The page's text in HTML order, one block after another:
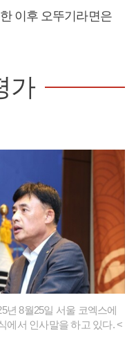
이후 오뚜기라면은
가
년 8월25일 서울 코엑스에
에서 인사말을 하고 있다. <